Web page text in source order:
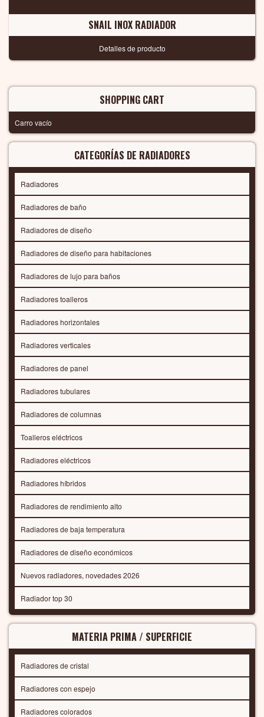
SNAIL INOX RADIADOR
Detalles de producto
SHOPPING CART
Carro vacío
CATEGORÍAS DE RADIADORES
Radiadores
Radiadores de baño
Radiadores de diseño
Radiadores de diseño para habitaciones
Radiadores de lujo para baños
Radiadores toalleros
Radiadores horizontales
Radiadores verticales
Radiadores de panel
Radiadores tubulares
Radiadores de columnas
Toalleros eléctricos
Radiadores eléctricos
Radiadores híbridos
Radiadores de rendimiento alto
Radiadores de baja temperatura
Radiadores de diseño económicos
Nuevos radiadores, novedades 2026
Radiador top 30
MATERIA PRIMA / SUPERFICIE
Radiadores de cristal
Radiadores con espejo
Radiadores colorados